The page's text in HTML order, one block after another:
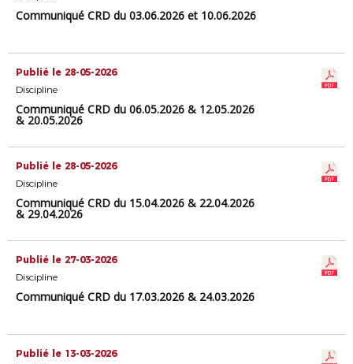
Communiqué CRD du 03.06.2026 et 10.06.2026
Publié le 28-05-2026
Discipline
Communiqué CRD du 06.05.2026 & 12.05.2026
& 20.05.2026
Publié le 28-05-2026
Discipline
Communiqué CRD du 15.04.2026 & 22.04.2026
& 29.04.2026
Publié le 27-03-2026
Discipline
Communiqué CRD du 17.03.2026 & 24.03.2026
Publié le 13-03-2026